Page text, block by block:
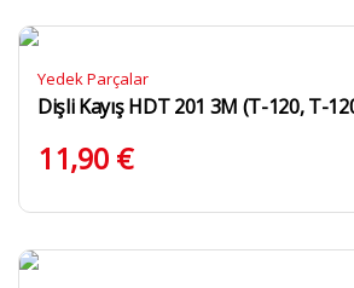
Yedek Parçalar
Dişli Kayış HDT 201 3M (T-120, T-
11,90 €